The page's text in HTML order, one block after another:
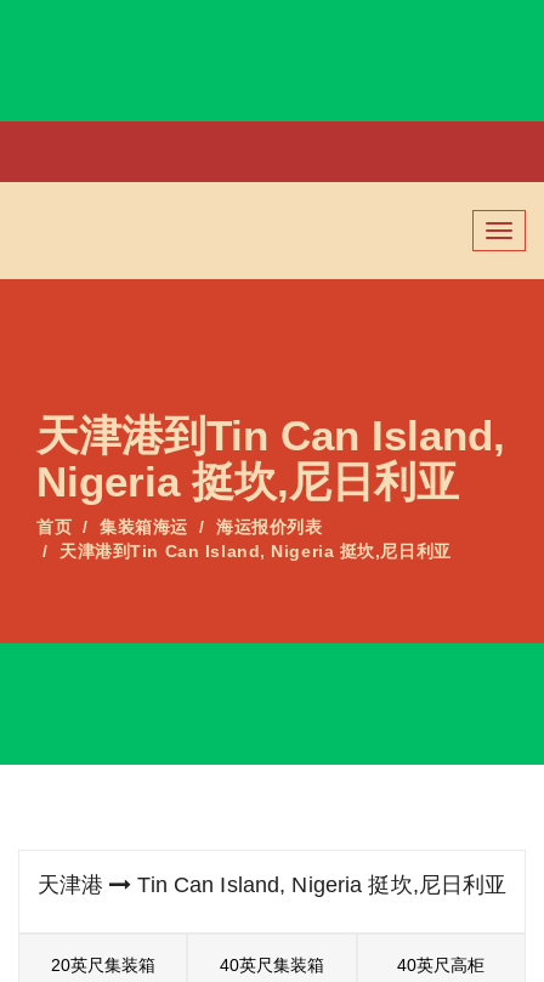
切
换
导
天津港到Tin Can Island,
Nigeria 挺坎,尼日利亚
首页 集装箱海运
海运报价列表
天津港到Tin Can Island, Nigeria 挺坎,尼日利亚
天津港 Tin Can Island, Nigeria 挺坎,尼日利亚
20英尺集装箱 40英尺集装箱 40英尺高柜